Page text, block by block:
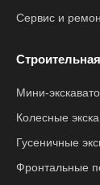
Сервис и
Мини-
Колесные
Гусеничные
Фронтальные